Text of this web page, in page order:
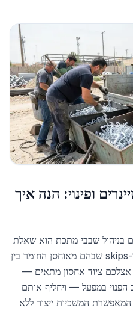
ופינוי: הנה איך
בניהול שבבי מתכת הוא שאלת
המכלים — אותם פחים, תוף פח, ו-skips שבהם מאוחסן החומר בין
אצלכם ציוד אחסון מתאים —
במפעל — ויחליף אותם
המאפשרת המשכיות ייצור ללא